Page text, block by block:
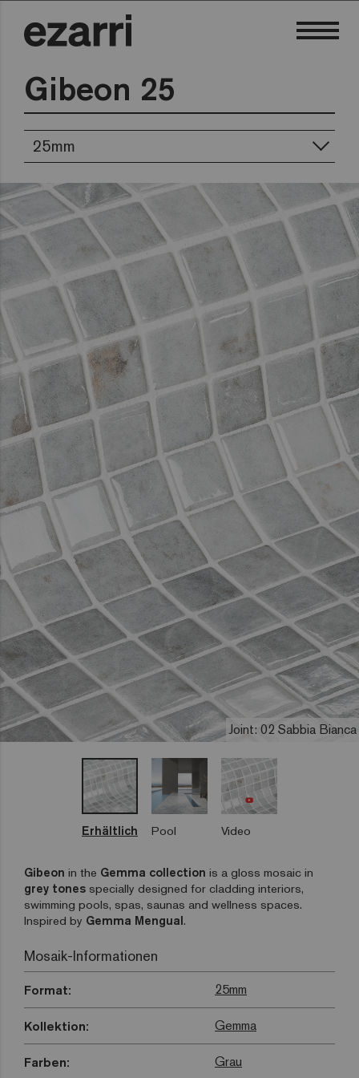
Gibeon 25
25mm
Joint: 02 Sabbia Bianca
Erhältlich Pool Video
Gibeon in the Gemma collection is a gloss mosaic in
grey tones specially designed for cladding interiors,
swimming pools, spas, saunas and wellness spaces.
Inspired by Gemma Mengual.
Mosaik-Informationen
Format: 25mm
Kollektion: Gemma
Farben: Grau